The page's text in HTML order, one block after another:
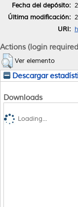
Fecha del depósito:
Última modificación:
URI:
Actions (login
Ver elemento
Descargar
Downloads
Loading...